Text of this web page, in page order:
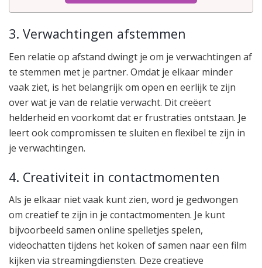
3. Verwachtingen afstemmen
Een relatie op afstand dwingt je om je verwachtingen af
te stemmen met je partner. Omdat je elkaar minder
vaak ziet, is het belangrijk om open en eerlijk te zijn
over wat je van de relatie verwacht. Dit creëert
helderheid en voorkomt dat er frustraties ontstaan. Je
leert ook compromissen te sluiten en flexibel te zijn in
je verwachtingen.
4. Creativiteit in contactmomenten
Als je elkaar niet vaak kunt zien, word je gedwongen
om creatief te zijn in je contactmomenten. Je kunt
bijvoorbeeld samen online spelletjes spelen,
videochatten tijdens het koken of samen naar een film
kijken via streamingdiensten. Deze creatieve